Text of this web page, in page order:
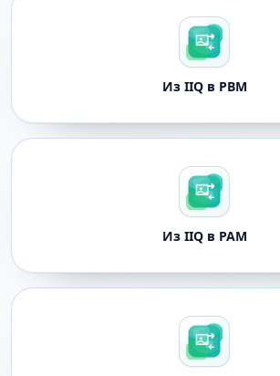
Из IIQ в PBM
Из IIQ в PAM